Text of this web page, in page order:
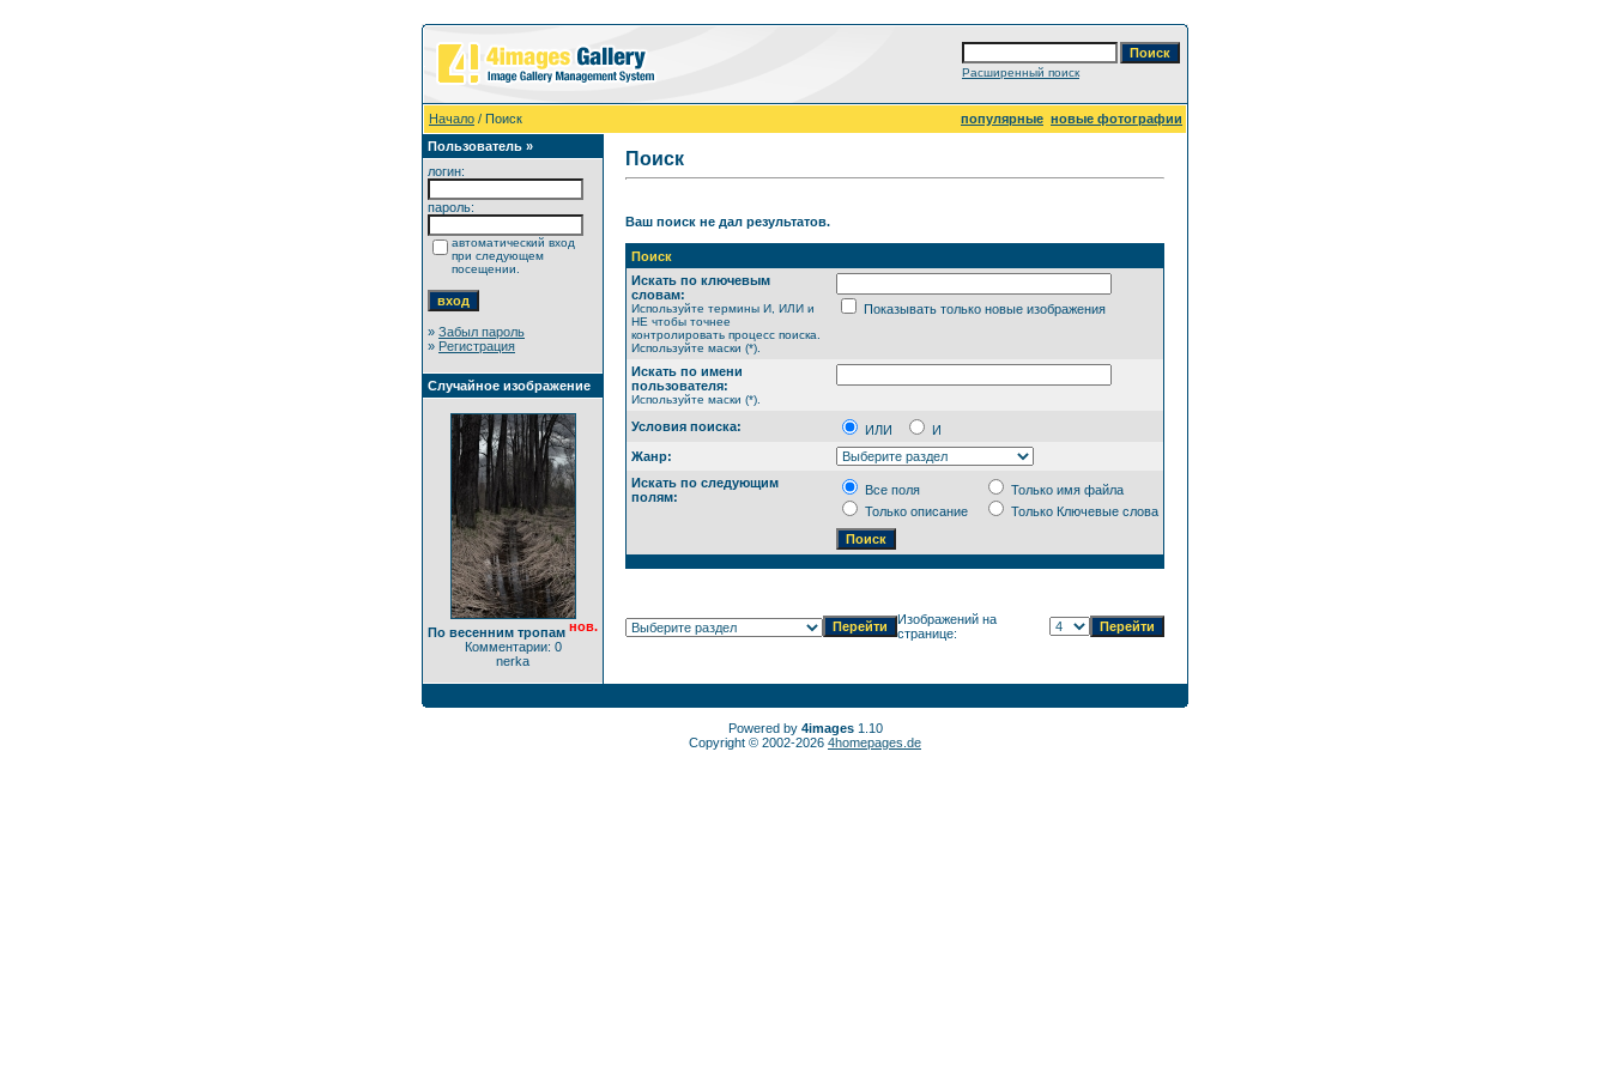
Расширенный поиск
Начало / Поиск популярные новые фотографии
Пользователь »
логин:
пароль:
автоматический вход
при следующем
посещении.
» Забыл пароль
» Регистрация
Случайное изображение
По весенним тропам нов.
Комментарии: 0
nerka
Поиск
Ваш поиск не дал результатов.
Поиск
Искать по ключевым
словам:
Используйте термины И, ИЛИ и
НЕ чтобы точнее
контролировать процесс поиска.
Используйте маски (*).
Показывать только новые изображения
Искать по имени
пользователя:
Используйте маски (*).
Условия поиска: ИЛИ
И
Жанр:
Искать по следующим
полям:
Все поля
Только имя файла
Только описание
Только Ключевые слова
Изображений на
странице:
Powered by 4images1.10
Copyright © 2002-2026 4homepages.de